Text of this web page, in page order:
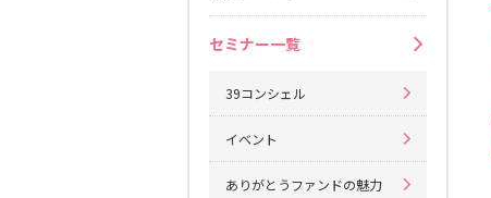
セミナー一覧
39コンシェル
イベント
ありがとうファンドの魅力